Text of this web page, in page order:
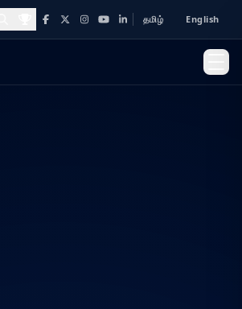
Awards and Achievements
Facebook
X Instagram
YouTubeLinkedIn
தமிழ் English